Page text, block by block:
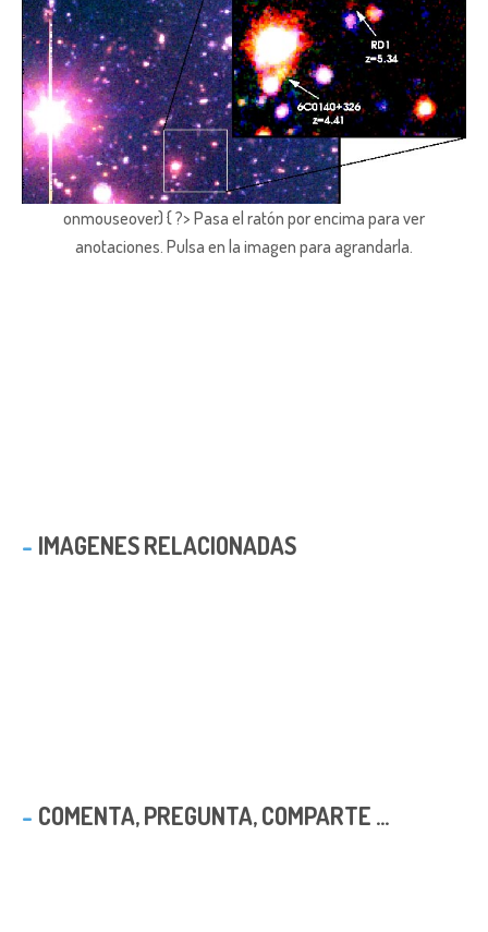
onmouseover) { ?> Pasa el ratón por encima para ver
anotaciones. Pulsa en la imagen para agrandarla.
IMAGENES RELACIONADAS
COMENTA, PREGUNTA, COMPARTE ...